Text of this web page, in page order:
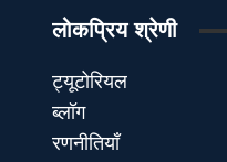
लोकप्रिय श्रेणी
ट्यूटोरियल
ब्लॉग
रणनीतियाँ